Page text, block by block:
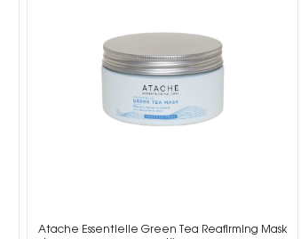
Atache Essentielle Green Tea Reafirming Mask